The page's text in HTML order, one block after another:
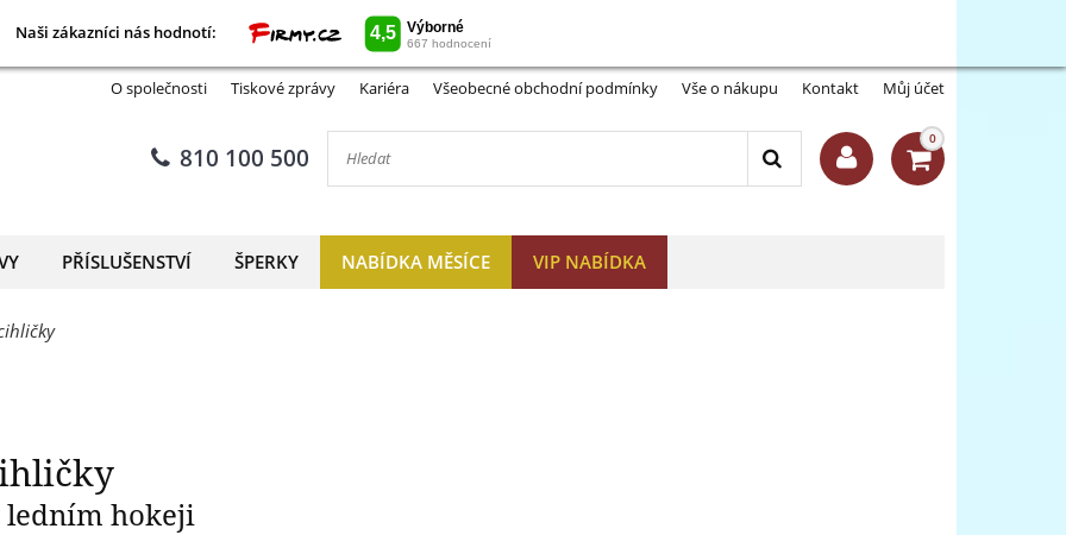
Naši zákazníci nás hodnotí:
O společnosti Tiskové zprávy Kariéra Všeobecné obchodní podmínky Vše o nákupu Kontakt Můj účet
810 100 500
0
PŘÍSLUŠENSTVÍ ŠPERKY NABÍDKA MĚSÍCE VIP NABÍDKA
ledním hokeji
medaile ve tvaru cihličky
Naši zákazníci nás hodnotí: